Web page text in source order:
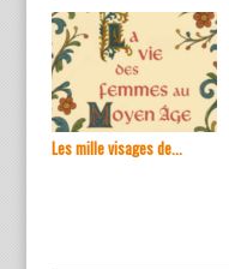
Les mille visages de...